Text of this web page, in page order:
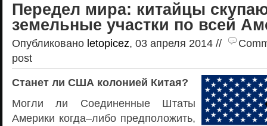
Передел мира: китайцы
земельные участки по всей
Опубликовано letopicez, 03 апреля 2014 //
post
Станет ли США колонией Китая?
Могли ли Соединенные Штаты
Америки когда–либо предположить,